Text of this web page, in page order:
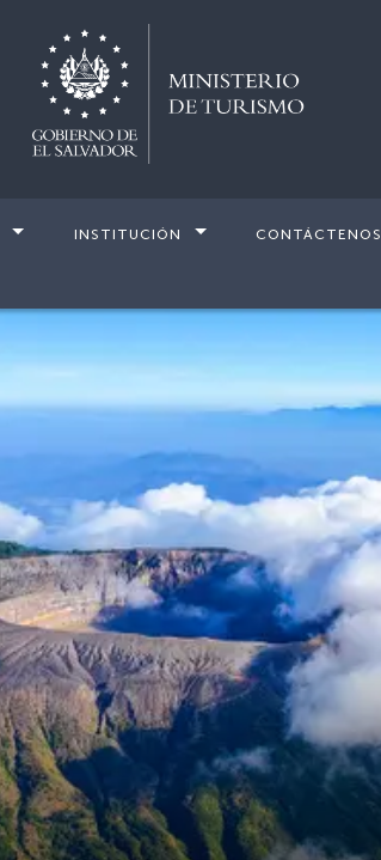
INSTITUCIÓN CONTÁCTENOS